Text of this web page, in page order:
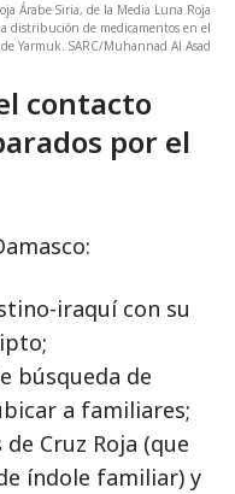
Árabe Siria, de la Media Luna Roja
distribución de medicamentos en el
Yarmuk. SARC/Muhannad Al Asad
contacto
por el
iraquí con su
búsqueda de
a familiares;
Cruz Roja (que
índole familiar) y